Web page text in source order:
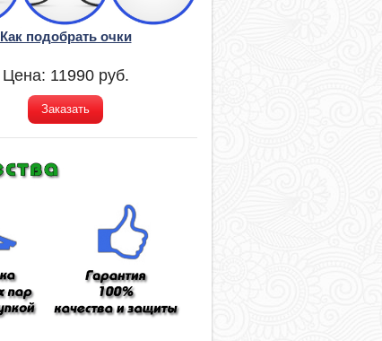
Как подобрать очки
Цена: 11990руб.
Заказать